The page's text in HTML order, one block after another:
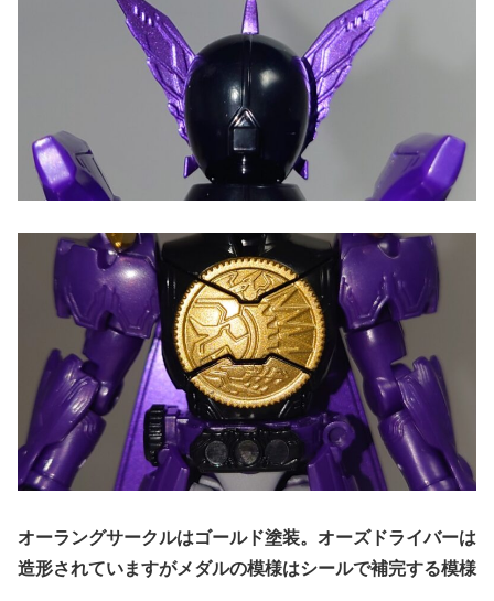
オーラングサークルはゴールド塗装。オーズドライバーは
造形されていますがメダルの模様はシールで補完する模様